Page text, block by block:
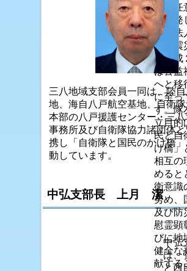
は、任
ら出発
社団法
本大震
た平成
は公益
へと移
に至っ
す。隊
立目的
民と自
け橋」
相互の
めると
衛意識
努め、
及び防
慰霊顕
びに地
健全な
献する
三八地域支部会員一同は、陸
地、海自八戸航空基地、自衛
本部の八戸援護センター・三
事務所及び自衛隊協力諸団体
携し「自衛隊と国民のかけ橋
動しています。
中弘支部長 上月 潔
中弘
は、
と西